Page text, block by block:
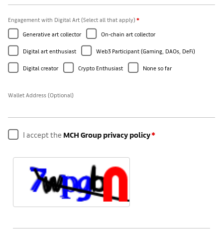
Engagement with Digital Art (Select all that apply) *
Generative art collector On-chain art collector
Digital art enthusiast Web3 Participant (Gaming, DAOs, DeFi)
Digital creator Crypto Enthusiast None so far
Wallet Address (Optional)
I accept the MCH Group privacy policy*